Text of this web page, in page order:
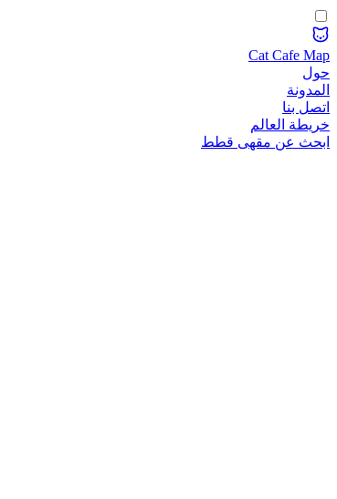
Cat Cafe Map
حول
المدونة
اتصل بنا
خريطة العالم
ابحث عن مقهى قطط